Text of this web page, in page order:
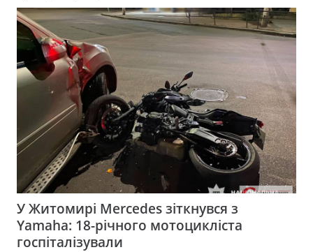
У Житомирі Mercedes зіткнувся з
Yamaha: 18-річного мотоцикліста
госпіталізували